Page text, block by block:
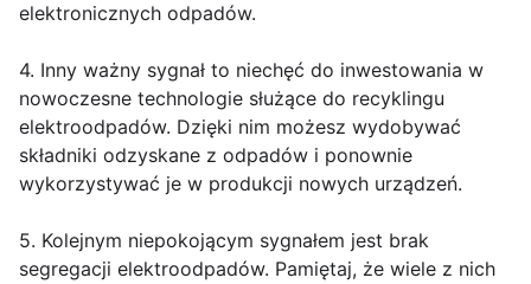
elektronicznych odpadów.
4. Inny ważny sygnał to niechęć do inwestowania w
nowoczesne technologie służące do recyklingu
elektroodpadów. Dzięki nim możesz wydobywać
składniki odzyskane z odpadów i ponownie
wykorzystywać je w produkcji nowych urządzeń.
5. Kolejnym niepokojącym sygnałem jest brak
segregacji elektroodpadów. Pamiętaj, że wiele z nich